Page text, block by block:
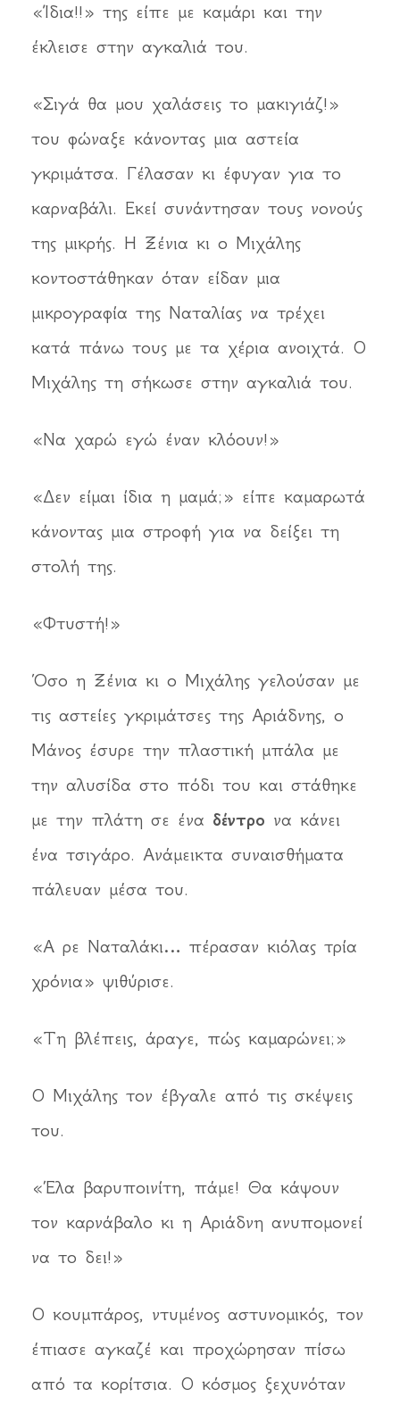
«Ίδια!!» της είπε με καμάρι και την
έκλεισε στην αγκαλιά του.
«Σιγά θα μου χαλάσεις το μακιγιάζ!»
του φώναξε κάνοντας μια αστεία
γκριμάτσα. Γέλασαν κι έφυγαν για το
καρναβάλι. Εκεί συνάντησαν τους νονούς
της μικρής. Η Ξένια κι ο Μιχάλης
κοντοστάθηκαν όταν είδαν μια
μικρογραφία της Ναταλίας να τρέχει
κατά πάνω τους με τα χέρια ανοιχτά. Ο
Μιχάλης τη σήκωσε στην αγκαλιά του.
«Να χαρώ εγώ έναν κλόουν!»
«Δεν είμαι ίδια η μαμά;» είπε καμαρωτά
κάνοντας μια στροφή για να δείξει τη
στολή της.
«Φτυστή!»
Όσο η Ξένια κι ο Μιχάλης γελούσαν με
τις αστείες γκριμάτσες της Αριάδνης, ο
Μάνος έσυρε την πλαστική μπάλα με
την αλυσίδα στο πόδι του και στάθηκε
με την πλάτη σε ένα δέντρο να κάνει
ένα τσιγάρο. Ανάμεικτα συναισθήματα
πάλευαν μέσα του.
«Α ρε Ναταλάκι… πέρασαν κιόλας τρία
χρόνια» ψιθύρισε.
«Τη βλέπεις, άραγε, πώς καμαρώνει;»
Ο Μιχάλης τον έβγαλε από τις σκέψεις
του.
«Έλα βαρυποινίτη, πάμε! Θα κάψουν
τον καρνάβαλο κι η Αριάδνη ανυπομονεί
να το δει!»
Ο κουμπάρος, ντυμένος αστυνομικός, τον
έπιασε αγκαζέ και προχώρησαν πίσω
από τα κορίτσια. Ο κόσμος ξεχυνόταν